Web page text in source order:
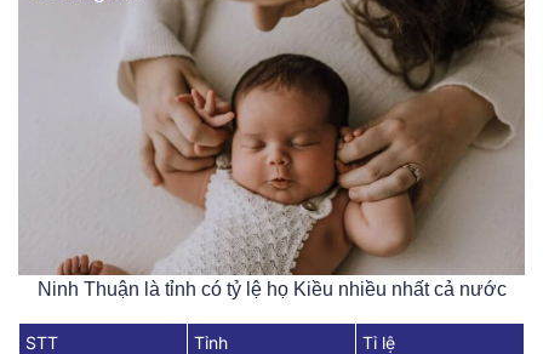
Ninh Thuận là tỉnh có tỷ lệ họ Kiều nhiều nhất cả nước
STT Tỉnh
Tỉ lệ